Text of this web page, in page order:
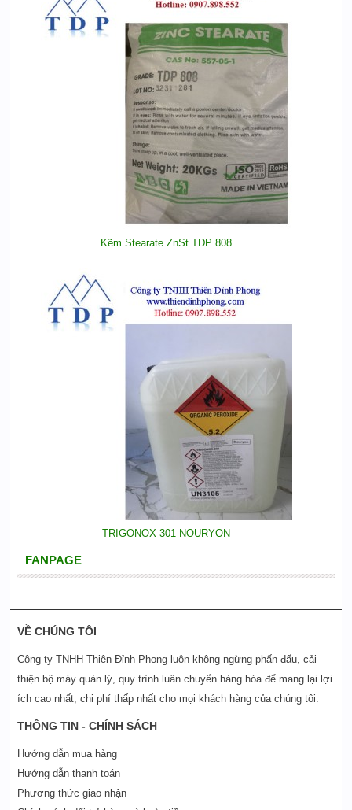
Kẽm Stearate ZnSt TDP 808
TRIGONOX 301 NOURYON
FANPAGE
VỀ CHÚNG TÔI
Công ty TNHH Thiên Đỉnh Phong luôn không ngừng phấn đấu, cải
thiện bộ máy quản lý, quy trình luân chuyển hàng hóa để mang lại lợi
ích cao nhất, chi phí thấp nhất cho mọi khách hàng của chúng tôi.
THÔNG TIN - CHÍNH SÁCH
Hướng dẫn mua hàng
Hướng dẫn thanh toán
Phương thức giao nhận